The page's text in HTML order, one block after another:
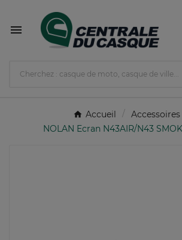

Accueil
Accessoires
NOLAN Ecran N43AIR/N43